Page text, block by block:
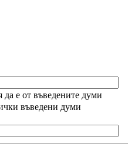
да е от въведените думи
въведени думи